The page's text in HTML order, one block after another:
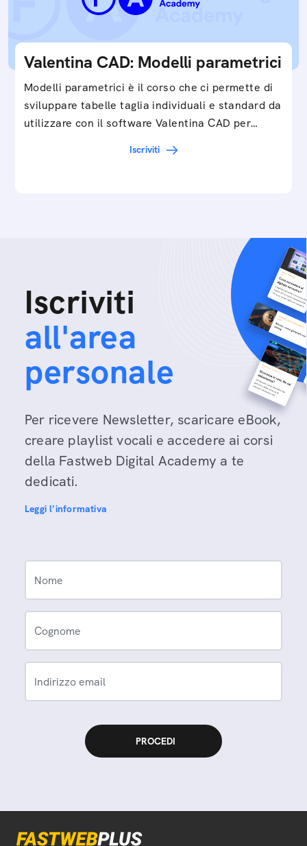
Valentina CAD: Modelli parametrici
Modelli parametrici è il corso che ci permette di
sviluppare tabelle taglia individuali e standard da
utilizzare con il software Valentina CAD per…
Iscriviti
Iscriviti
all'area
personale
Per ricevere Newsletter, scaricare eBook,
creare playlist vocali e accedere ai corsi
della Fastweb Digital Academy a te
dedicati.
Leggi l'informativa
Nome
Cognome
Indirizzo email